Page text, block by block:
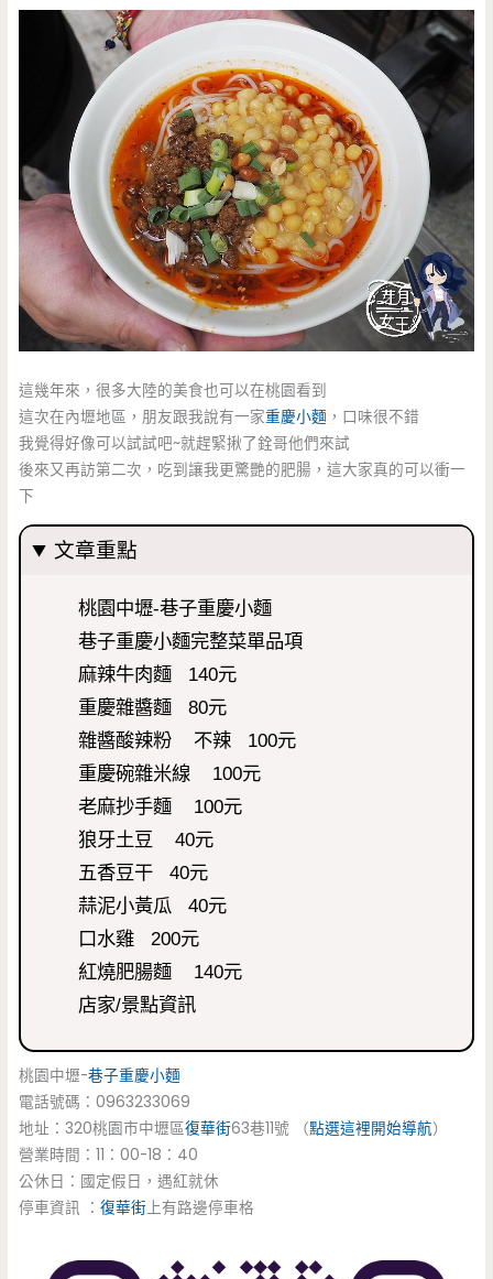
這幾年來，很多大陸的美食也可以在桃園看到
這次在內壢地區，朋友跟我說有一家重慶小麵 ，口味很不錯
我覺得好像可以試試吧~就趕緊揪了銓哥他們來試
後來又再訪第二次，吃到讓我更驚艷的肥腸，這大家真的可以衝一
下
文章重點
桃園中壢-巷子重慶小麵
巷子重慶小麵完整菜單品項
麻辣牛肉麵 140元
重慶雜醬麵 80元
雜醬酸辣粉 不辣 100元
重慶碗雜米線 100元
老麻抄手麵 100元
狼牙土豆 40元
五香豆干 40元
蒜泥小黃瓜 40元
口水雞 200元
紅燒肥腸麵 140元
店家/景點資訊
桃園中壢-巷子重慶小麵
電話號碼：0963233069
地址：320桃園市中壢區復華街63巷11號 （點選這裡開始導航）
營業時間：11：00-18：40
公休日：國定假日，遇紅就休
停車資訊 ：復華街上有路邊停車格